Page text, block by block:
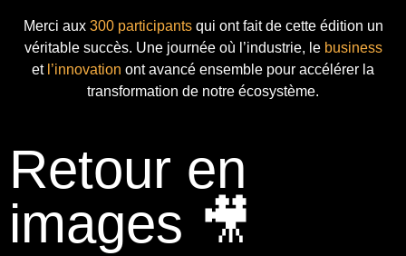
Merci aux 300 participantsqui ont fait de cette édition un
véritable succès. Une journée où l’industrie, le business
et l’innovation ont avancé ensemble pour accélérer la
transformation de notre écosystème.
Retour en
images 🎥